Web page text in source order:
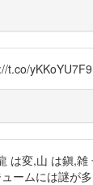
t.co/
変,山 は鎭,
ームには謎が多